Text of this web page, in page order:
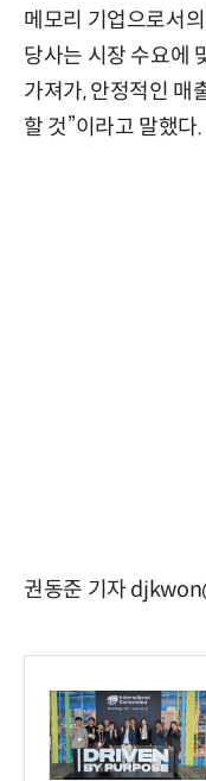
메모리 기업으로서
당사는 시장 수요에
가져가, 안정적인 매
할 것”이라고 말했다.
권동준 기자